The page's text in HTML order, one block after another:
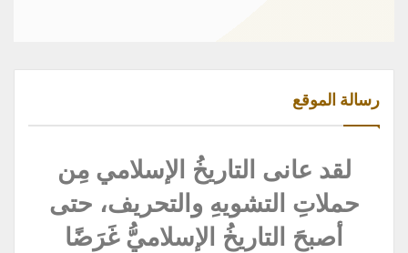
رسالة الموقع
لقد عانى التاريخُ الإسلامي مِن
حملاتِ التشويهِ والتحريف، حتى
أصبحَ التاريخُ الإسلاميُّ غَرَضًا